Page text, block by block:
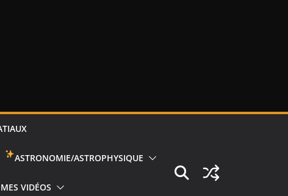
ASTRONOMIE/ASTROPHYSIQUE
MES VIDÉOS